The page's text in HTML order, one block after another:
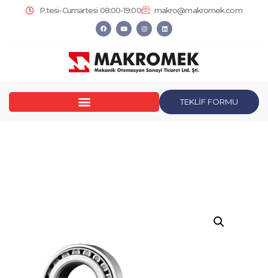
P.tesi-Cumartesi 08:00-19:00 makro@makromek.com
TEKLİF FORMU